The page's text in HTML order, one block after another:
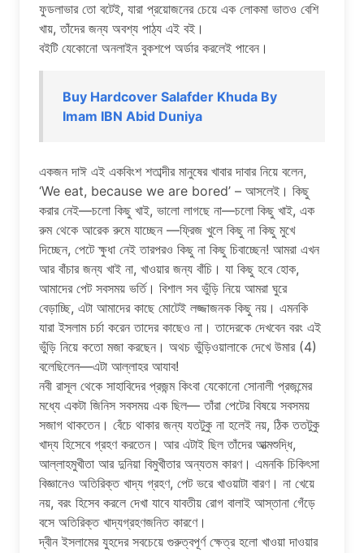
ফুডলাভার তো বটেই, যারা প্রয়োজনের চেয়ে এক লোকমা ভাতও বেশি
খায়, তাঁদের জন্য অবশ্য পাঠ্য এই বই।
বইটি যেকোনো অনলাইন বুকশপে অর্ডার করলেই পাবেন।
Buy Hardcover Salafder Khuda By
Imam IBN Abid Duniya
একজন দাঈ এই একবিংশ শতাব্দীর মানুষের খাবার দাবার নিয়ে বলেন,
‘We eat, because we are bored’ – আসলেই। কিছু
করার নেই—চলো কিছু খাই, ভালো লাগছে না—চলো কিছু খাই, এক
রুম থেকে আরেক রুমে যাচ্ছেন —ফ্রিজ খুলে কিছু না কিছু মুখে
দিচ্ছেন, পেটে ক্ষুধা নেই তারপরও কিছু না কিছু চিবাচ্ছেন! আমরা এখন
আর বাঁচার জন্য খাই না, খাওয়ার জন্য বাঁচি। যা কিছু হবে হোক,
আমাদের পেট সবসময় ভর্তি। বিশাল সব ভুঁড়ি নিয়ে আমরা ঘুরে
বেড়াচ্ছি, এটা আমাদের কাছে মোটেই লজ্জাজনক কিছু নয়। এমনকি
যারা ইসলাম চর্চা করেন তাদের কাছেও না। তাদেরকে দেখবেন বরং এই
ভুঁড়ি নিয়ে কতো মজা করছেন। অথচ ভুঁড়িওয়ালাকে দেখে উমার (4)
বলেছিলেন—এটা আল্লাহর আযাব!
নবী রাসূল থেকে সাহাবিদের প্রজন্ম কিংবা যেকোনো সোনালী প্রজন্মের
মধ্যে একটা জিনিস সবসময় এক ছিল— তাঁরা পেটের বিষয়ে সবসময়
সজাগ থাকতেন। বেঁচে থাকার জন্য যতটুকু না হলেই নয়, ঠিক ততটুকু
খাদ্য হিসেবে গ্রহণ করতেন। আর এটাই ছিল তাঁদের আত্মশুদ্ধি,
আল্লাহমুখীতা আর দুনিয়া বিমুখীতার অন্যতম কারণ। এমনকি চিকিৎসা
বিজ্ঞানেও অতিরিক্ত খাদ্য গ্রহণ, পেট ভরে খাওয়াটা বারণ। না খেয়ে
নয়, বরং হিসেব করলে দেখা যাবে যাবতীয় রোগ বালাই আস্তানা গেঁড়ে
বসে অতিরিক্ত খাদ্যগ্রহণজনিত কারণে।
দ্বীন ইসলামের যুহদের সবচেয়ে গুরুত্বপূর্ণ ক্ষেত্র হলো খাওয়া দাওয়ার